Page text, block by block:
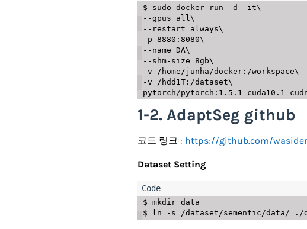
$ sudo docker run -d -it\
--gpus all\
--restart always\
-p 8880:8080\
--name DA\
--shm-size 8gb\
-v /home/junha/docker:/workspace\
-v /hdd1T:/dataset\
1-2. AdaptSeg github
코드 링크 : https://github.com/
Dataset Setting
$ mkdir data